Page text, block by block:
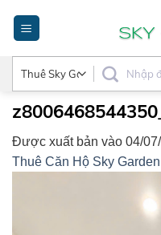
dung
Được xuất bản vào 04/
Thuê Căn Hộ Sky